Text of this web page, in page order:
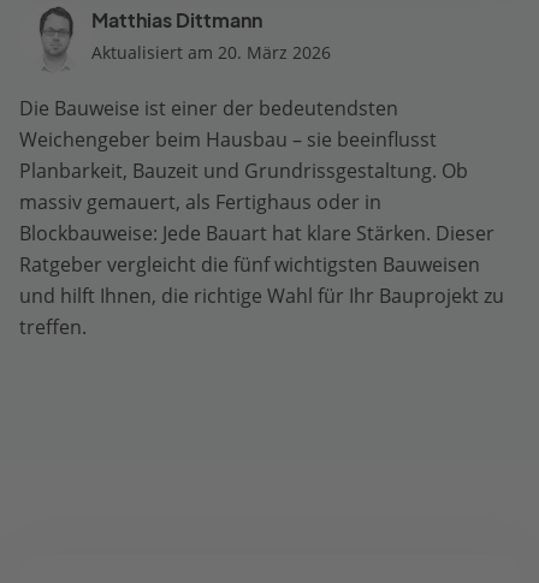
Matthias Dittmann
Aktualisiert am 20. März 2026
Die Bauweise ist einer der bedeutendsten
Weichengeber beim Hausbau – sie beeinflusst
Planbarkeit, Bauzeit und Grundrissgestaltung. Ob
massiv gemauert, als Fertighaus oder in
Blockbauweise: Jede Bauart hat klare Stärken. Dieser
Ratgeber vergleicht die fünf wichtigsten Bauweisen
und hilft Ihnen, die richtige Wahl für Ihr Bauprojekt zu
treffen.